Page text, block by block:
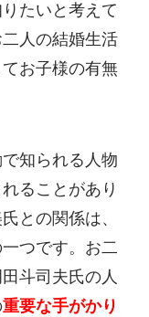
たいと考えて
人の結婚生活
お子様の有無
知られる人物
ることがあり
との関係は、
つです。お二
斗司夫氏の人
重要な手がかり